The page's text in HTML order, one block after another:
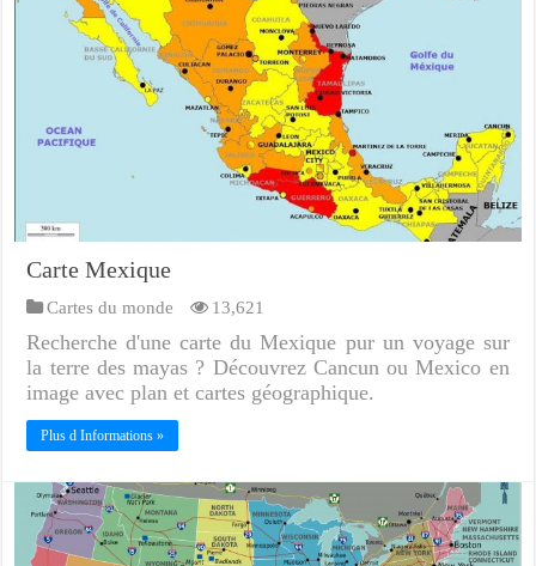
Carte Mexique
Cartes du monde 13,621
Recherche d'une carte du Mexique pur un voyage sur
la terre des mayas ? Découvrez Cancun ou Mexico en
image avec plan et cartes géographique.
Plus d Informations »